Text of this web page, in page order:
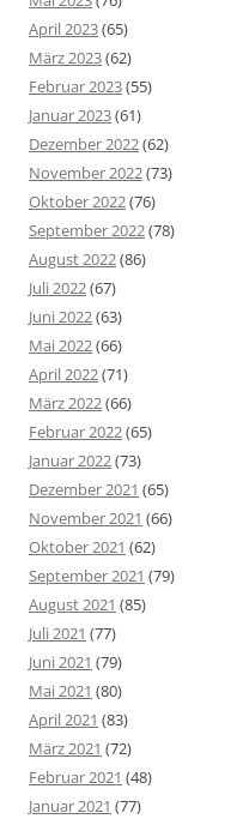
April 2023(65)
März 2023(62)
Februar 2023(55)
Januar 2023(61)
Dezember 2022(62)
November 2022(73)
Oktober 2022(76)
September 2022(78)
August 2022(86)
Juli 2022(67)
Juni 2022(63)
Mai 2022(66)
April 2022(71)
März 2022(66)
Februar 2022(65)
Januar 2022(73)
Dezember 2021 (65)
November 2021 (66)
Oktober 2021 (62)
September 2021 (79)
August 2021 (85)
Juli 2021 (77)
Juni 2021 (79)
Mai 2021 (80)
April 2021 (83)
März 2021 (72)
Februar 2021 (48)
Januar 2021 (77)